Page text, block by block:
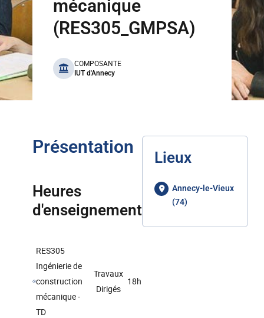
mécanique
(RES305_GMPSA)
benefits
COMPOSANTE
IUT d'Annecy
Présentation
Heures
d'enseignement
RES305
Ingénierie de
construction
mécanique -
TD
Travaux
Dirigés
18h
Lieux
Annecy-le-Vieux
(74)